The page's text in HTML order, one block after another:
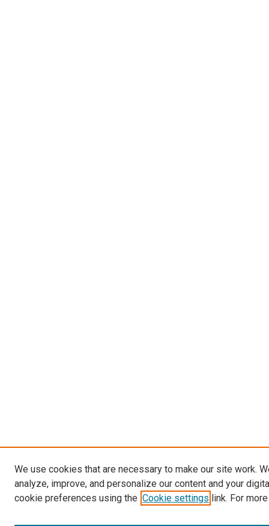
We use cookies that are necessary to make our site work.
analyze, improve, and personalize our content and your
cookie preferences using the Cookie settings link. For